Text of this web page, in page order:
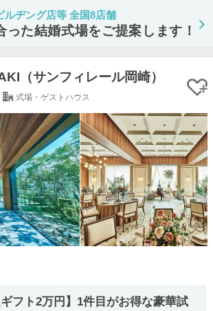
ルヂング店等 全国8店舗
った結婚式場をご提案します！
（サンフィレール岡崎）
式場・ゲストハウス
ギフト2万円】1件目がお得な豪華試